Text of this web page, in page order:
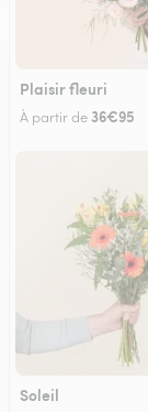
Plaisir fleuri
À partir de 36€95
Soleil